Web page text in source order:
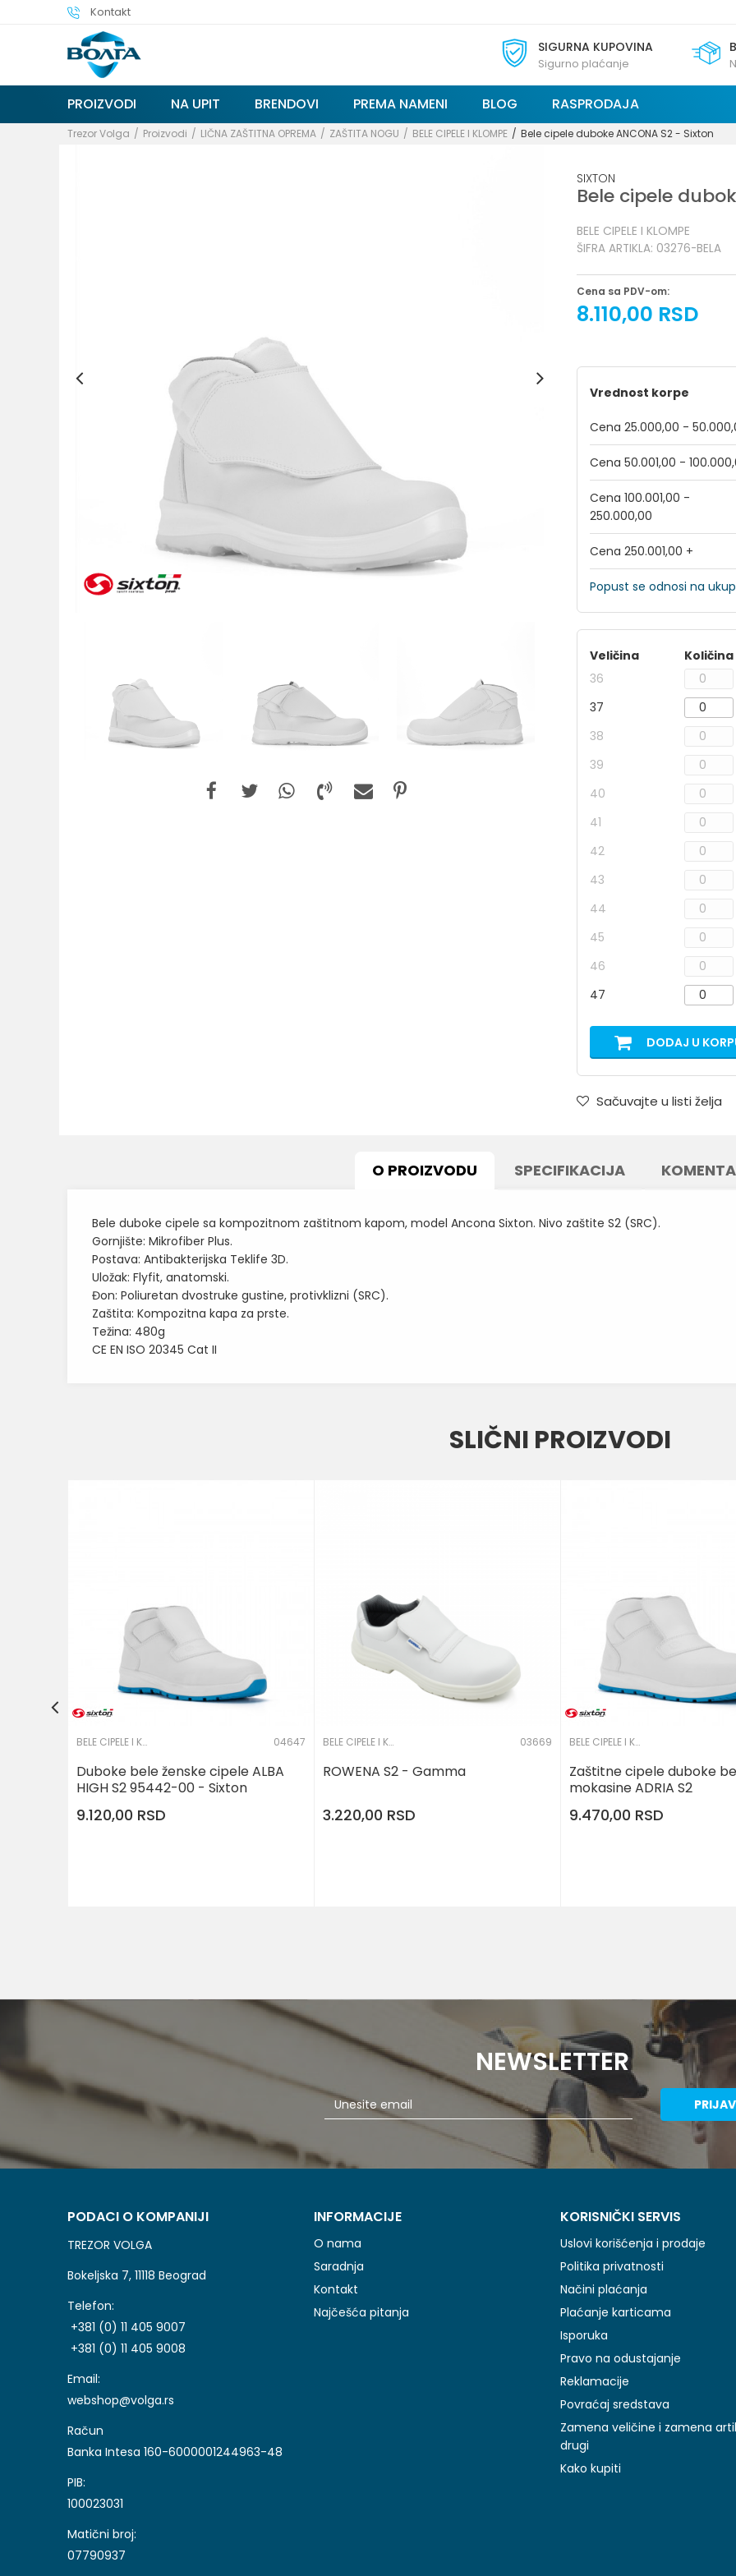
Kontakt
SIGURNA KUPOVINA
Sigurno plaćanje
PROIZVODI NA UPIT BRENDOVI PREMA NAMENI BLOG RASPRODAJA
Trezor Volga Proizvodi LIČNA ZAŠTITNA OPREMA ZAŠTITA NOGU BELE CIPELE I KLOMPE Bele cipele duboke ANCONA S2 - Sixton
SIXTON
Bele cipele
BELE CIPELE I KLOMPE
ŠIFRA ARTIKLA: 03276-BELA
Cena sa PDV-om:
8.110,00 RSD
Vrednost korpe
Cena 25.000,00 -
Cena 50.001,00 -
Cena 100.001,00 -
250.000,00
Cena 250.001,00 +
Popust se odnosi na
Veličina
Količina
36
37
38
39
40
41
42
43
44
45
46
47
DODAJ U
Sačuvajte u listi želja
O PROIZVODU SPECIFIKACIJA
Bele duboke cipele sa kompozitnom zaštitnom kapom, model Ancona Sixton. Nivo zaštite S2 (SRC).
Gornjište: Mikrofiber Plus.
Postava: Antibakterijska Teklife 3D.
Uložak: Flyfit, anatomski.
Đon: Poliuretan dvostruke gustine, protivklizni (SRC).
Zaštita: Kompozitna kapa za prste.
Težina: 480g
CE EN ISO 20345 Cat II
SIXTON
SLIČNI PROIZVODI
BELE CIPELE I KLOMPE 04647
Duboke bele ženske cipele ALBA
HIGH S2 95442-00 - Sixton
9.120,00 RSD
BELE CIPELE I KLOMPE 03669
ROWENA S2 - Gamma
3.220,00 RSD
BELE CIPELE I KLOMPE
Zaštitne cipele duboke
mokasine ADRIA S2
9.470,00 RSD
NEWSLETTER
PODACI O KOMPANIJI
TREZOR VOLGA
Bokeljska 7, 11118 Beograd
Telefon:
+381 (0) 11 405 9007
+381 (0) 11 405 9008
Email:
webshop@volga.rs
Račun
Banka Intesa 160-6000001244963-48
PIB:
100023031
Matični broj:
07790937
INFORMACIJE
O nama
Saradnja
Kontakt
Najčešća pitanja
KORISNIČKI SERVIS
Uslovi korišćenja i prodaje
Politika privatnosti
Načini plaćanja
Plaćanje karticama
Isporuka
Pravo na odustajanje
Reklamacije
Povraćaj sredstava
Zamena veličine i zamena
drugi
Kako kupiti